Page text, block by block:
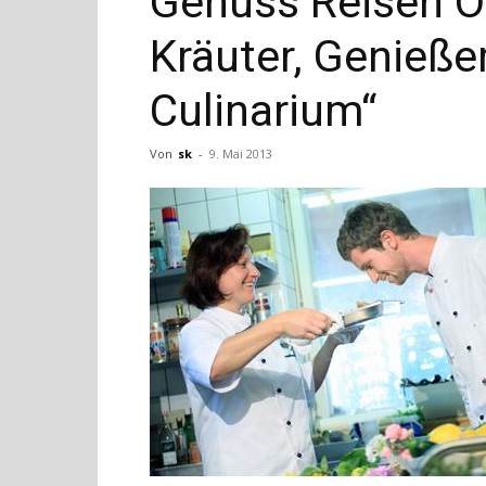
Kräuter,
Culinarium“
Von sk - 9. Mai 2013